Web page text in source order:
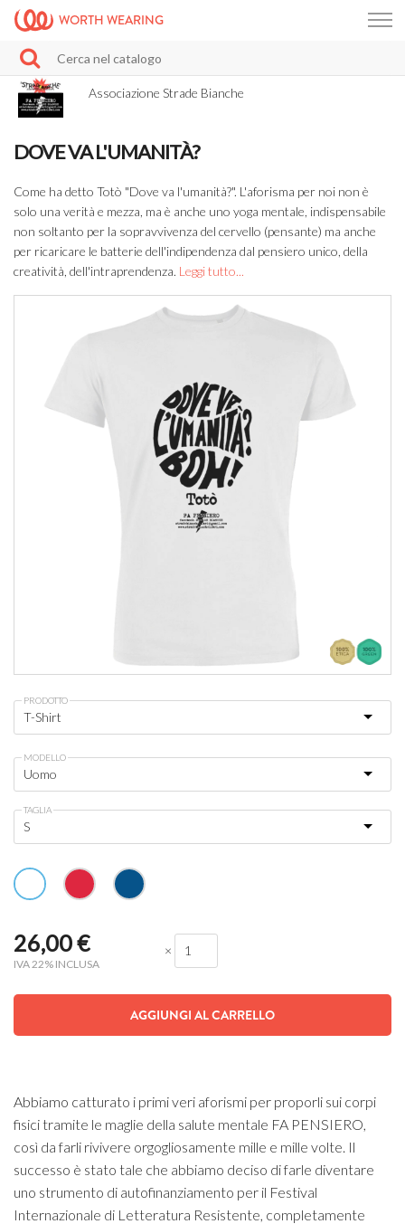
WORTH WEARING
Associazione Strade Bianche
DOVE VA L'UMANITÀ?
Come ha detto Totò "Dove va l'umanità?". L'aforisma per noi non è
solo una verità e mezza, ma è anche uno yoga mentale, indispensabile
non soltanto per la sopravvivenza del cervello (pensante) ma anche
per ricaricare le batterie dell'indipendenza dal pensiero unico, della
creatività, dell'intraprendenza. Leggi tutto...
PRODOTTO
MODELLO
TAGLIA
26,00€
IVA 22% INCLUSA
×
AGGIUNGI AL CARRELLO
Abbiamo catturato i primi veri aforismi per proporli sui corpi
fisici tramite le maglie della salute mentale FA PENSIERO,
così da farli rivivere orgogliosamente mille e mille volte. Il
successo è stato tale che abbiamo deciso di farle diventare
uno strumento di autofinanziamento per il Festival
Internazionale di Letteratura Resistente, completamente